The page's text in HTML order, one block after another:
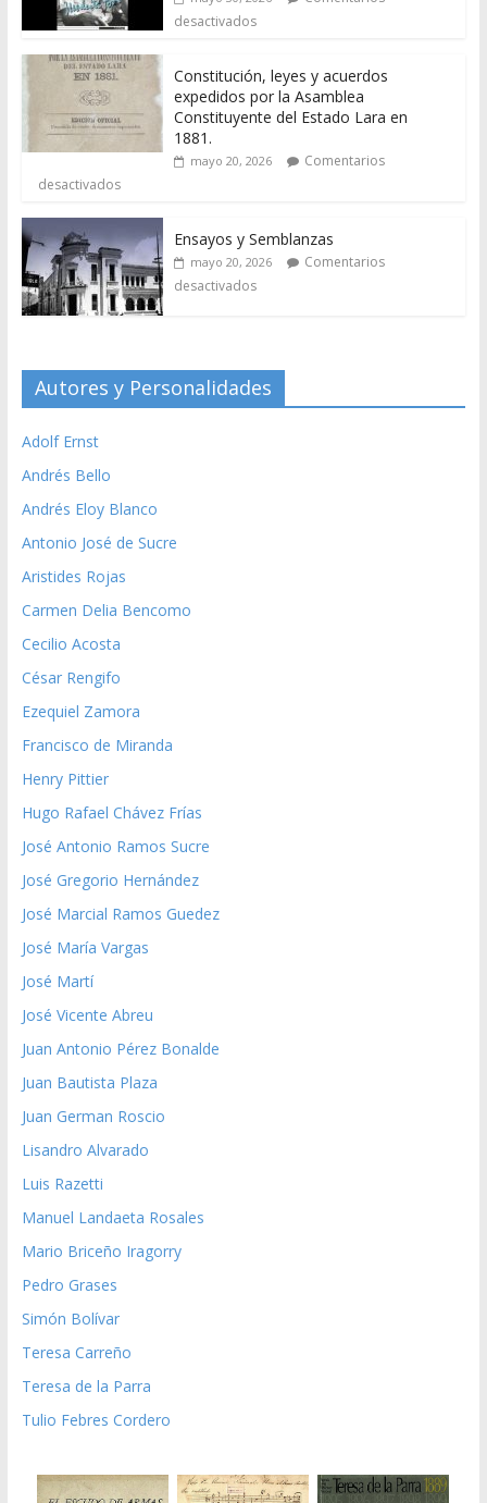
desactivados
Constitución, leyes y acuerdos
expedidos por la Asamblea
Constituyente del Estado Lara en
1881.
mayo 20, 2026
Comentarios
desactivados
Ensayos y Semblanzas
mayo 20, 2026
Comentarios
desactivados
Autores y Personalidades
Adolf Ernst
Andrés Bello
Andrés Eloy Blanco
Antonio José de Sucre
Aristides Rojas
Carmen Delia Bencomo
Cecilio Acosta
César Rengifo
Ezequiel Zamora
Francisco de Miranda
Henry Pittier
Hugo Rafael Chávez Frías
José Antonio Ramos Sucre
José Gregorio Hernández
José Marcial Ramos Guedez
José María Vargas
José Martí
José Vicente Abreu
Juan Antonio Pérez Bonalde
Juan Bautista Plaza
Juan German Roscio
Lisandro Alvarado
Luis Razetti
Manuel Landaeta Rosales
Mario Briceño Iragorry
Pedro Grases
Simón Bolívar
Teresa Carreño
Teresa de la Parra
Tulio Febres Cordero